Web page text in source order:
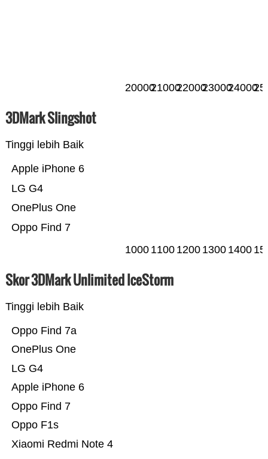
2000021000220002300024000
3DMark Slingshot
Tinggi lebih Baik
Oppo Find 7
OnePlus One
LG G4
Apple iPhone 6
1000 1100 1200 1300 1400
Skor 3DMark Unlimited IceStorm
Tinggi lebih Baik
Xiaomi Redmi Note 4
Oppo F1s
Oppo Find 7
Apple iPhone 6
LG G4
OnePlus One
Oppo Find 7a